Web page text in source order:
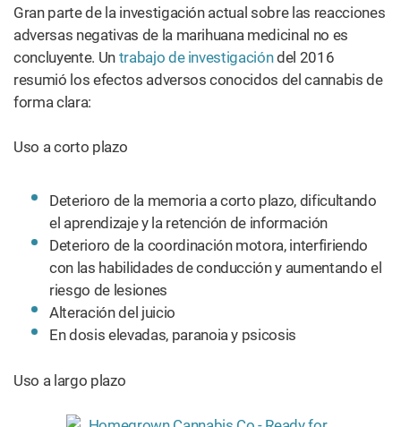
Gran parte de la investigación actual sobre las reacciones
adversas negativas de la marihuana medicinal no es
concluyente. Un trabajo de investigacióndel 2016
resumió los efectos adversos conocidos del cannabis de
forma clara:
Uso a corto plazo
Deterioro de la memoria a corto plazo, dificultando
el aprendizaje y la retención de información
Deterioro de la coordinación motora, interfiriendo
con las habilidades de conducción y aumentando el
riesgo de lesiones
Alteración del juicio
En dosis elevadas, paranoia y psicosis
Uso a largo plazo